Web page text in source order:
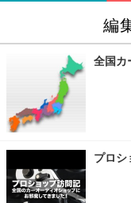
編
全国カ
プロシ